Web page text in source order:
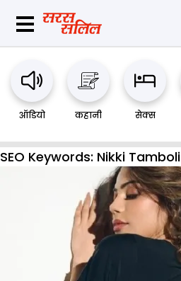
ऑडियो कहानी सेक्स
SEO Keywords: Nikki Tamboli